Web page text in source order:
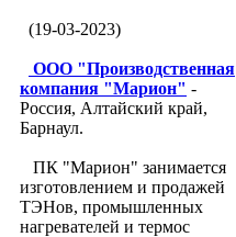
(19-03-2023)
ООО "Производственная
компания "Марион" -
Россия, Алтайский край,
Барнаул.
ПК "Марион" занимается
изготовлением и продажей
ТЭНов, промышленных
нагревателей и термос